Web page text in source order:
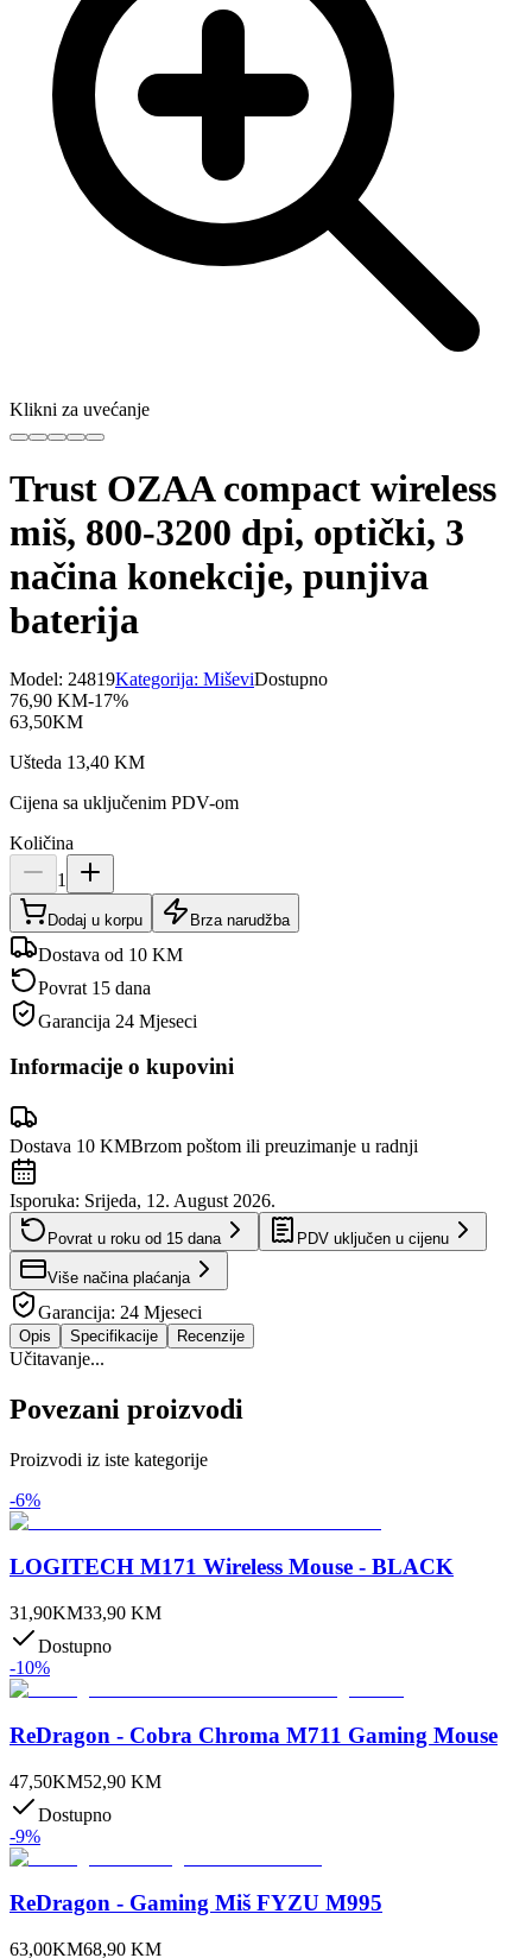
Klikni za uvećanje
Trust OZAA compact wireless
miš, 800-3200 dpi, optički, 3
načina konekcije, punjiva
baterija
Model: 24819Kategorija: MiševiDostupno
76,90 KM-17%
63,50KM
Ušteda 13,40 KM
Cijena sa uključenim PDV-om
Količina
1
Dodaj u korpu Brza narudžba
Dostava od 10 KM
Povrat 15 dana
Garancija 24 Mjeseci
Informacije o kupovini
Dostava 10 KMBrzom poštom ili preuzimanje u radnji
Isporuka: Srijeda, 12. August 2026.
Povrat u roku od 15 dana PDV uključen u cijenu
Više načina plaćanja
Garancija: 24 Mjeseci
Opis Specifikacije Recenzije
Učitavanje...
Povezani proizvodi
Proizvodi iz iste kategorije
-6%
LOGITECH M171 Wireless Mouse - BLACK
31,90KM33,90 KM
Dostupno
-10%
ReDragon - Cobra Chroma M711 Gaming Mouse
47,50KM52,90 KM
Dostupno
-9%
ReDragon - Gaming Miš FYZU M995
63,00KM68,90 KM